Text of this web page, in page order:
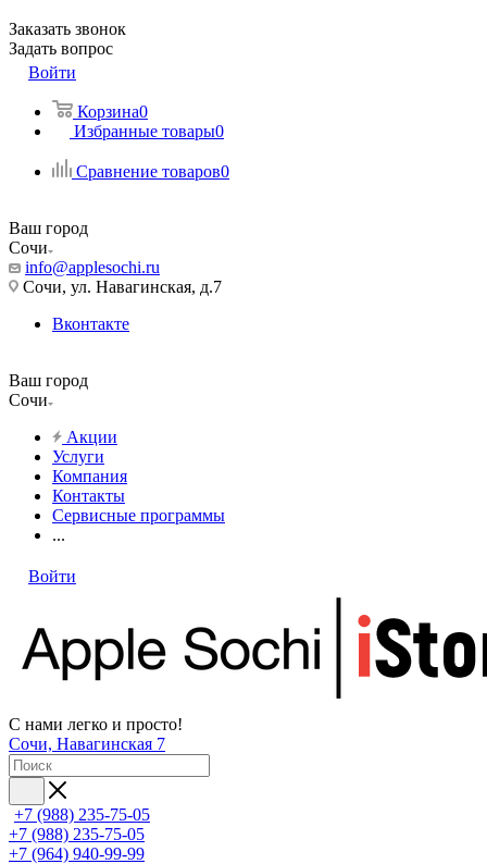
Заказать звонок
Задать вопрос
Войти
Корзина0
Избранные товары0
Сравнение товаров0
Ваш город
Сочи
info@applesochi.ru
Сочи, ул. Навагинская, д.7
Вконтакте
Ваш город
Сочи
Акции
Услуги
Компания
Контакты
Сервисные программы
...
Войти
С нами легко и просто!
Сочи, Навагинская 7
+7 (988) 235-75-05
+7 (988) 235-75-05
+7 (964) 940-99-99